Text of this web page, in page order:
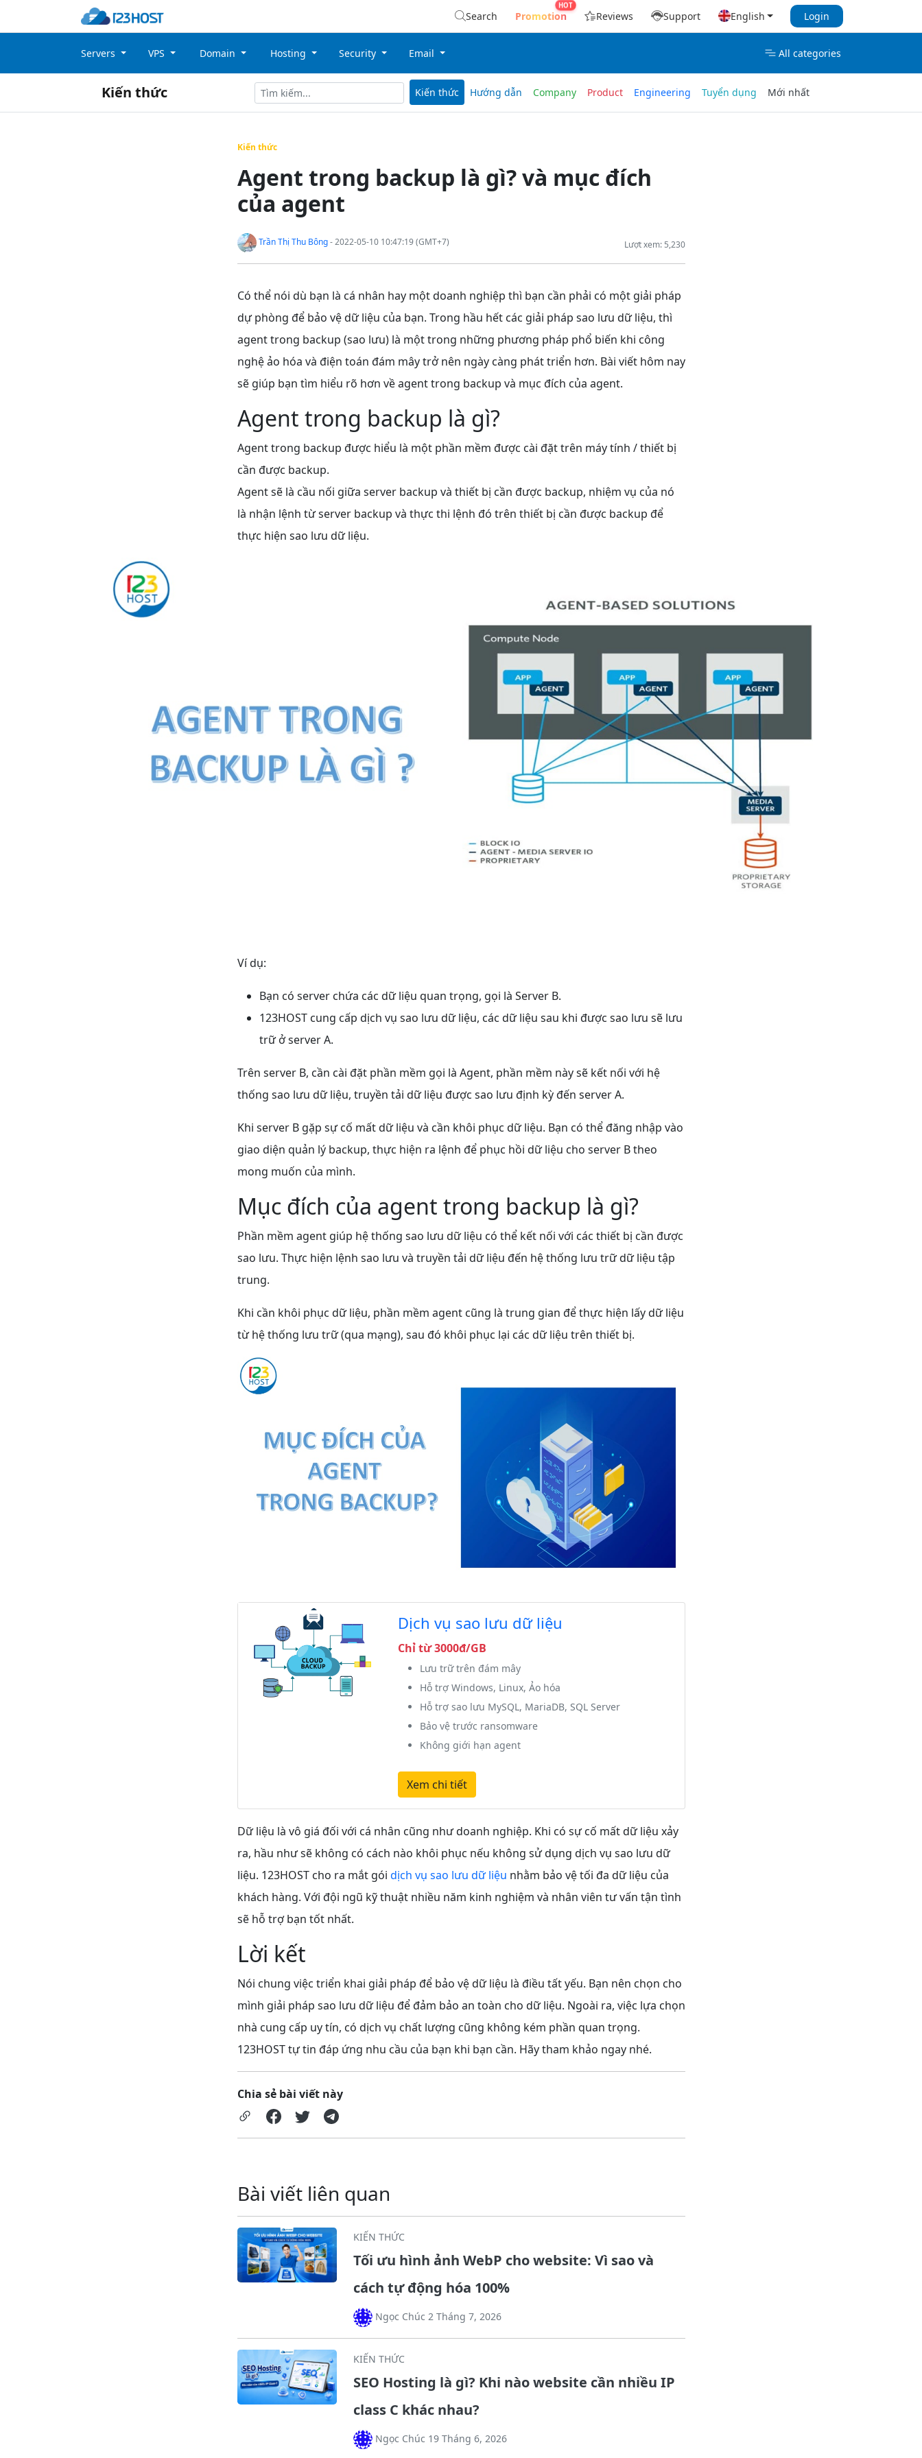
Search Promotion Reviews Support English Login
Servers VPS Domain Hosting Security Email All categories
Kiến thức Kiến thức Hướng dẫn Company Product Engineering Tuyển dụng Mới nhất
Kiến thức
Agent trong backup là gì? và mục đích
của agent
Lượt xem: 5,230
Trần Thị Thu Bông- 2022-05-10 10:47:19 (GMT+7)
Có thể nói dù bạn là cá nhân hay một doanh nghiệp thì bạn cần phải có một giải pháp
dự phòng để bảo vệ dữ liệu của bạn. Trong hầu hết các giải pháp sao lưu dữ liệu, thì
agent trong backup (sao lưu) là một trong những phương pháp phổ biến khi công
nghệ ảo hóa và điện toán đám mây trở nên ngày càng phát triển hơn. Bài viết hôm nay
sẽ giúp bạn tìm hiểu rõ hơn về agent trong backup và mục đích của agent.
Agent trong backup là gì?
Agent trong backup được hiểu là một phần mềm được cài đặt trên máy tính / thiết bị
cần được backup.
Agent sẽ là cầu nối giữa server backup và thiết bị cần được backup, nhiệm vụ của nó
là nhận lệnh từ server backup và thực thi lệnh đó trên thiết bị cần được backup để
thực hiện sao lưu dữ liệu.
Ví dụ:
Bạn có server chứa các dữ liệu quan trọng, gọi là Server B.
123HOST cung cấp dịch vụ sao lưu dữ liệu, các dữ liệu sau khi được sao lưu sẽ lưu
trữ ở server A.
Trên server B, cần cài đặt phần mềm gọi là Agent, phần mềm này sẽ kết nối với hệ
thống sao lưu dữ liệu, truyền tải dữ liệu được sao lưu định kỳ đến server A.
Khi server B gặp sự cố mất dữ liệu và cần khôi phục dữ liệu. Bạn có thể đăng nhập vào
giao diện quản lý backup, thực hiện ra lệnh để phục hồi dữ liệu cho server B theo
mong muốn của mình.
Mục đích của agent trong backup là gì?
Phần mềm agent giúp hệ thống sao lưu dữ liệu có thể kết nối với các thiết bị cần được
sao lưu. Thực hiện lệnh sao lưu và truyền tải dữ liệu đến hệ thống lưu trữ dữ liệu tập
trung.
Khi cần khôi phục dữ liệu, phần mềm agent cũng là trung gian để thực hiện lấy dữ liệu
từ hệ thống lưu trữ (qua mạng), sau đó khôi phục lại các dữ liệu trên thiết bị.
Dịch vụ sao lưu dữ liệu
Chỉ từ 3000đ/GB
Lưu trữ trên đám mây
Hỗ trợ Windows, Linux, Ảo hóa
Hỗ trợ sao lưu MySQL, MariaDB, SQL Server
Bảo vệ trước ransomware
Không giới hạn agent
Xem chi tiết
Dữ liệu là vô giá đối với cá nhân cũng như doanh nghiệp. Khi có sự cố mất dữ liệu xảy
ra, hầu như sẽ không có cách nào khôi phục nếu không sử dụng dịch vụ sao lưu dữ
liệu. 123HOST cho ra mắt gói dịch vụ sao lưu dữ liệu nhằm bảo vệ tối đa dữ liệu của
khách hàng. Với đội ngũ kỹ thuật nhiều năm kinh nghiệm và nhân viên tư vấn tận tình
sẽ hỗ trợ bạn tốt nhất.
Lời kết
Nói chung việc triển khai giải pháp để bảo vệ dữ liệu là điều tất yếu. Bạn nên chọn cho
mình giải pháp sao lưu dữ liệu để đảm bảo an toàn cho dữ liệu. Ngoài ra, việc lựa chọn
nhà cung cấp uy tín, có dịch vụ chất lượng cũng không kém phần quan trọng.
123HOST tự tin đáp ứng nhu cầu của bạn khi bạn cần. Hãy tham khảo ngay nhé.
Chia sẻ bài viết này
Bài viết liên quan
KIẾN THỨC
Tối ưu hình ảnh WebP cho website: Vì sao và
cách tự động hóa 100%
Ngọc Chúc 2 Tháng 7, 2026
KIẾN THỨC
SEO Hosting là gì? Khi nào website cần nhiều IP
class C khác nhau?
Ngọc Chúc 19 Tháng 6, 2026